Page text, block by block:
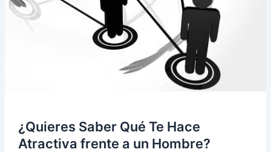
¿Quieres Saber Qué Te Hace
Atractiva frente a un Hombre?